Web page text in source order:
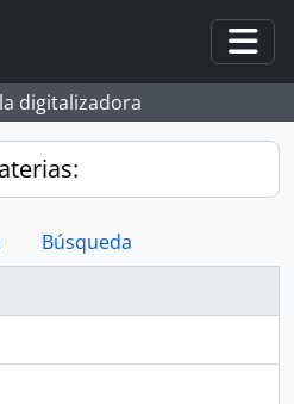
digitalizadora
Búsqueda